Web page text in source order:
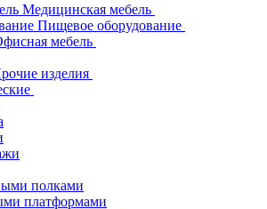
Медицинская мебель
Пищевое оборудование
мебель
изделия
полками
платформами